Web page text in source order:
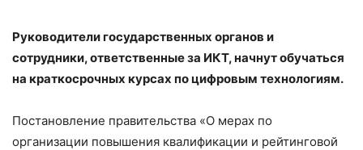
Руководители государственных органов и
сотрудники, ответственные за ИКТ, начнут обучаться
на краткосрочных курсах по цифровым технологиям.
Постановление правительства «О мерах по
организации повышения квалификации и рейтинговой